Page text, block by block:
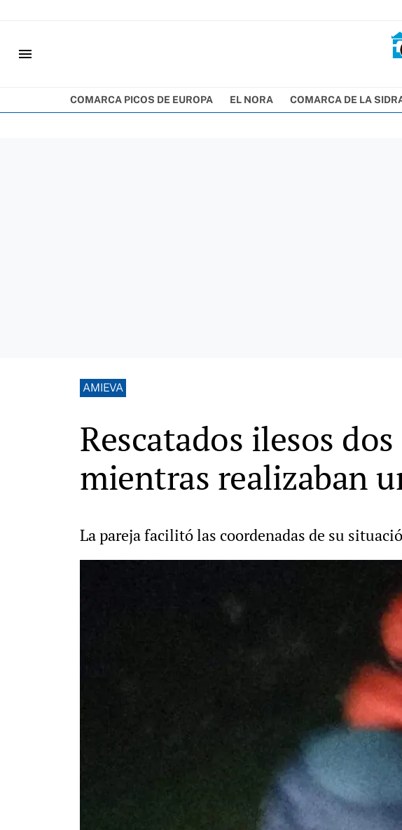
menu
COMARCA PICOS DE EUROPA EL NORA COMARCA DE LA
AMIEVA
Rescatados ilesos
mientras realizaban
La pareja facilitó las coordenadas de su